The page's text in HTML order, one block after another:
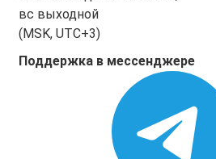
вс выходной
(MSK, UTC+3)
Поддержка в мессенджере